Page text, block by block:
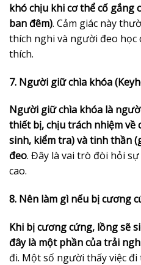
khó chịu khi cơ thể cố gắng
ban đêm). Cảm giác này
thích nghi và người đeo học
thích.
7. Người giữ chìa khóa
Người giữ chìa khóa là
thiết bị, chịu trách nhiệm về
sinh, kiểm tra) và tinh thần
đeo. Đây là vai trò đòi hỏi
cao.
8. Nên làm gì nếu bị cương
Khi bị cương cứng, lồng sẽ
đây là một phần của trải
đi. Một số người thấy việc